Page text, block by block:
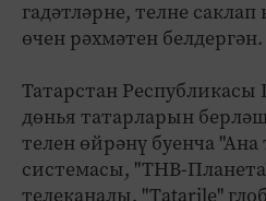
гадәтләрне, телне
өчен рәхмәтен белдергән.
Татарстан
дөнья татарларын
телен өйрәнү буенча "Ана
системасы, "ТНВ-
телеканалы, "Тatarile"